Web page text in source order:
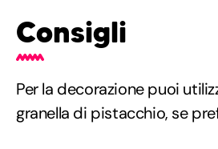
Consigli
Per la decorazione puoi
granella di pistacchio, se